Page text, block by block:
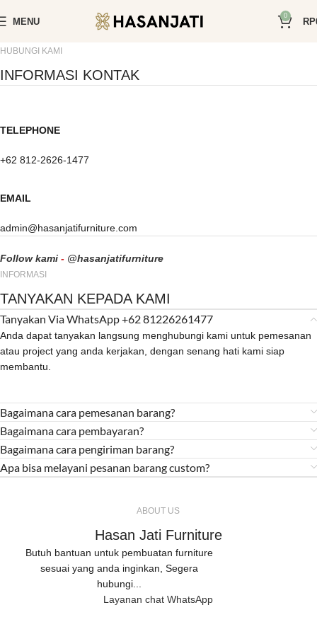
MENU
0
RP
HUBUNGI KAMI
INFORMASI KONTAK
TELEPHONE
+62 812-2626-1477
EMAIL
admin@hasanjatifurniture.com
Follow kami - @hasanjatifurniture
INFORMASI
TANYAKAN KEPADA KAMI
Tanyakan Via WhatsApp +62 81226261477
Anda dapat tanyakan langsung menghubungi kami untuk pemesanan
atau project yang anda kerjakan, dengan senang hati kami siap
membantu.
Bagaimana cara pemesanan barang?
Bagaimana cara pembayaran?
Bagaimana cara pengiriman barang?
Apa bisa melayani pesanan barang custom?
ABOUT US
Hasan Jati Furniture
Butuh bantuan untuk pembuatan furniture
sesuai yang anda inginkan, Segera
hubungi...
Layanan chat WhatsApp